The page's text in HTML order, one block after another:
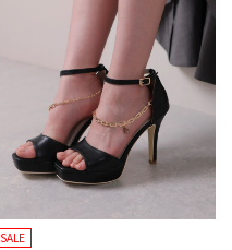
SALE